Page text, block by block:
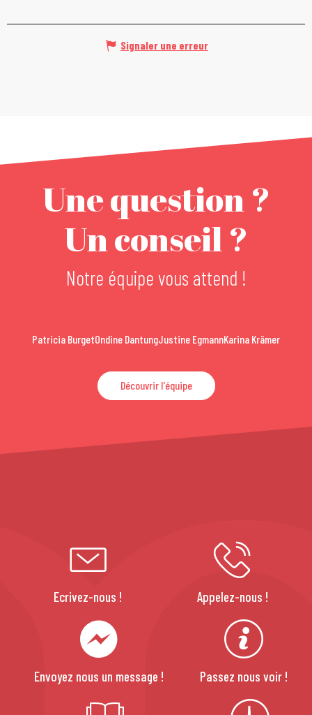
Signaler une erreur
Une question ?
Un conseil ?
Notre équipe vous attend !
Patricia BurgetOndine DantungJustine EgmannKarina Krämer
Découvrir l'équipe
Ecrivez-nous ! Appelez-nous !
Envoyez nous un message ! Passez nous voir !